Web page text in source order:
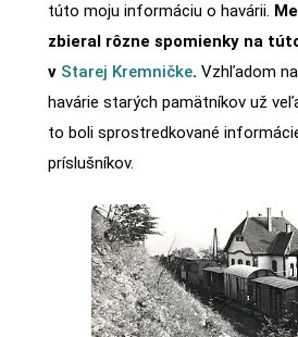
túto moju informáciu o havárii.
zbieral rôzne spomienky na
v Starej Kremničke. Vzhľadom
havárie starých pamätníkov už
to boli sprostredkované
príslušníkov.